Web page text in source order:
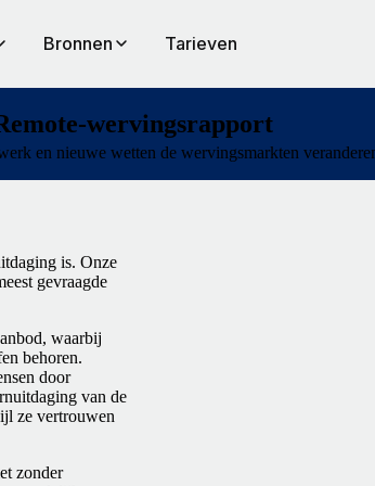
Bronnen Tarieven
wervingsrapport
en nieuwe wetten de wervingsmarkten
is. Onze
gevraagde
waarbij
behoren.
door
van de
ze vertrouwen
zonder